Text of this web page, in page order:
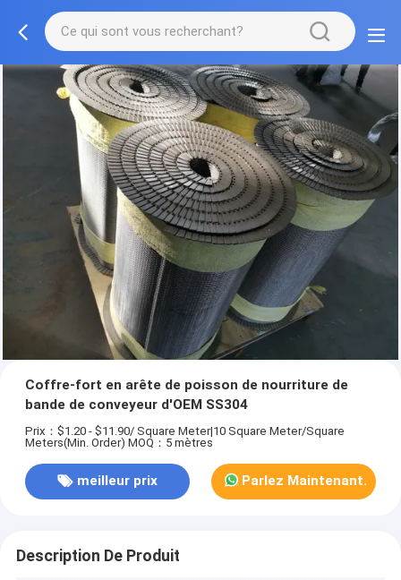
Coffre-fort en arête de poisson de nourriture de
bande de conveyeur d'OEM SS304
Prix：$1.20 - $11.90/ Square Meter|10 Square Meter/Square
Meters(Min. Order) MOQ：5 mètres
meilleur prix Parlez Maintenant.
Description De Produit